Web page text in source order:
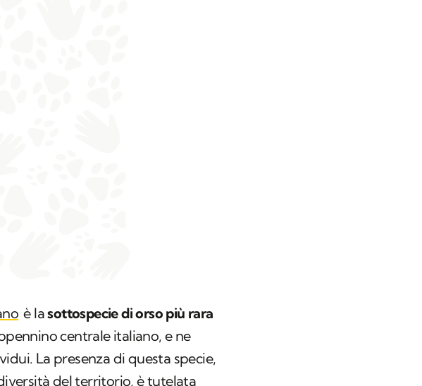
è lasottospecie di orso più rara
centrale italiano, e ne
La presenza di questa specie,
del territorio, è tutelata